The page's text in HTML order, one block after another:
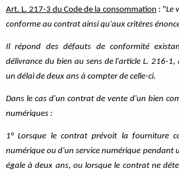
Art. L. 217-3 du Code de la consommation : "Le
conforme au contrat ainsi qu'aux critères
Il répond des défauts de conformité
délivrance du bien au sens de l'article L. 216-
un délai de deux ans à compter de celle-ci.
Dans le cas d'un contrat de vente d'un bien
numériques :
1° Lorsque le contrat prévoit la fourniture
numérique ou d'un service numérique pendant
égale à deux ans, ou lorsque le contrat ne